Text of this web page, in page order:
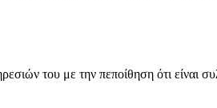
του με την πεποίθηση ότι είναι